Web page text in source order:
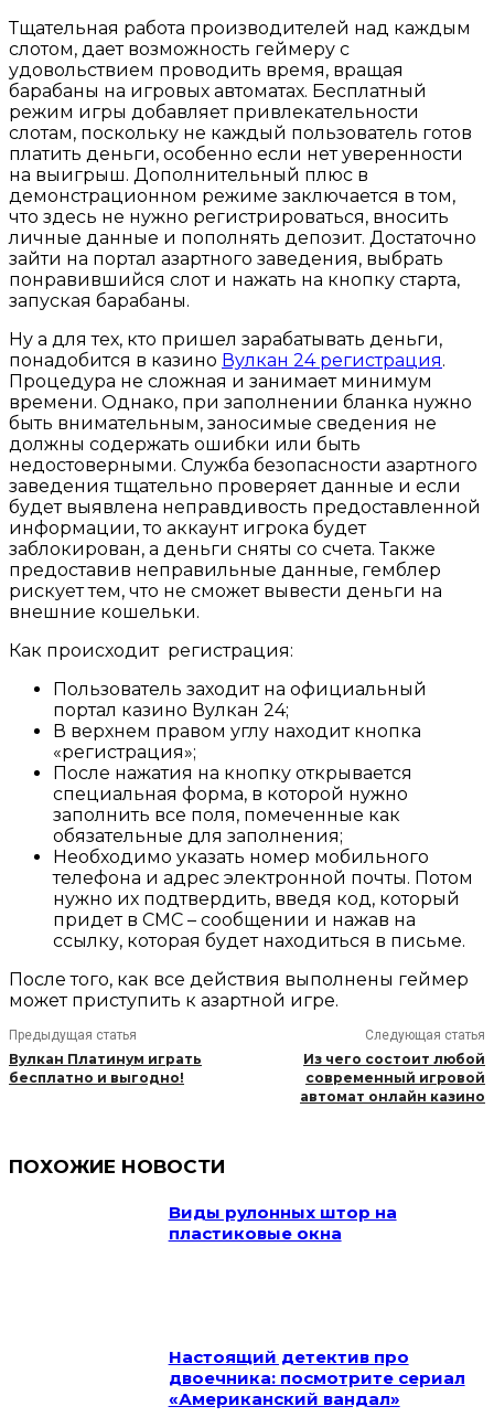
Тщательная работа производителей над каждым
слотом, дает возможность геймеру с
удовольствием проводить время, вращая
барабаны на игровых автоматах. Бесплатный
режим игры добавляет привлекательности
слотам, поскольку не каждый пользователь готов
платить деньги, особенно если нет уверенности
на выигрыш. Дополнительный плюс в
демонстрационном режиме заключается в том,
что здесь не нужно регистрироваться, вносить
личные данные и пополнять депозит. Достаточно
зайти на портал азартного заведения, выбрать
понравившийся слот и нажать на кнопку старта,
запуская барабаны.
Ну а для тех, кто пришел зарабатывать деньги,
понадобится в казино Вулкан 24 регистрация.
Процедура не сложная и занимает минимум
времени. Однако, при заполнении бланка нужно
быть внимательным, заносимые сведения не
должны содержать ошибки или быть
недостоверными. Служба безопасности азартного
заведения тщательно проверяет данные и если
будет выявлена неправдивость предоставленной
информации, то аккаунт игрока будет
заблокирован, а деньги сняты со счета. Также
предоставив неправильные данные, гемблер
рискует тем, что не сможет вывести деньги на
внешние кошельки.
Как происходит регистрация:
Пользователь заходит на официальный
портал казино Вулкан 24;
В верхнем правом углу находит кнопка
«регистрация»;
После нажатия на кнопку открывается
специальная форма, в которой нужно
заполнить все поля, помеченные как
обязательные для заполнения;
Необходимо указать номер мобильного
телефона и адрес электронной почты. Потом
нужно их подтвердить, введя код, который
придет в СМС – сообщении и нажав на
ссылку, которая будет находиться в письме.
После того, как все действия выполнены геймер
может приступить к азартной игре.
Предыдущая статья
Вулкан Платинум играть
бесплатно и выгодно!
Следующая статья
Из чего состоит любой
современный игровой
автомат онлайн казино
ПОХОЖИЕ НОВОСТИ
Виды рулонных штор на
пластиковые окна
Настоящий детектив про
двоечника: посмотрите сериал
«Американский вандал»